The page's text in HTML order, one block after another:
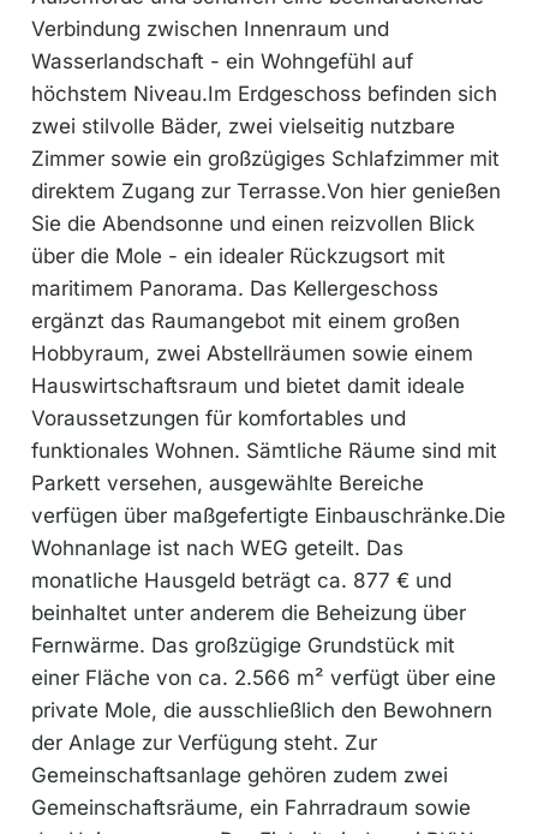
Verbindung zwischen Innenraum und
Wasserlandschaft - ein Wohngefühl auf
höchstem Niveau.Im Erdgeschoss befinden sich
zwei stilvolle Bäder, zwei vielseitig nutzbare
Zimmer sowie ein großzügiges Schlafzimmer mit
direktem Zugang zur Terrasse.Von hier genießen
Sie die Abendsonne und einen reizvollen Blick
über die Mole - ein idealer Rückzugsort mit
maritimem Panorama. Das Kellergeschoss
ergänzt das Raumangebot mit einem großen
Hobbyraum, zwei Abstellräumen sowie einem
Hauswirtschaftsraum und bietet damit ideale
Voraussetzungen für komfortables und
funktionales Wohnen. Sämtliche Räume sind mit
Parkett versehen, ausgewählte Bereiche
verfügen über maßgefertigte Einbauschränke.Die
Wohnanlage ist nach WEG geteilt. Das
monatliche Hausgeld beträgt ca. 877 € und
beinhaltet unter anderem die Beheizung über
Fernwärme. Das großzügige Grundstück mit
einer Fläche von ca. 2.566 m² verfügt über eine
private Mole, die ausschließlich den Bewohnern
der Anlage zur Verfügung steht. Zur
Gemeinschaftsanlage gehören zudem zwei
Gemeinschaftsräume, ein Fahrradraum sowie